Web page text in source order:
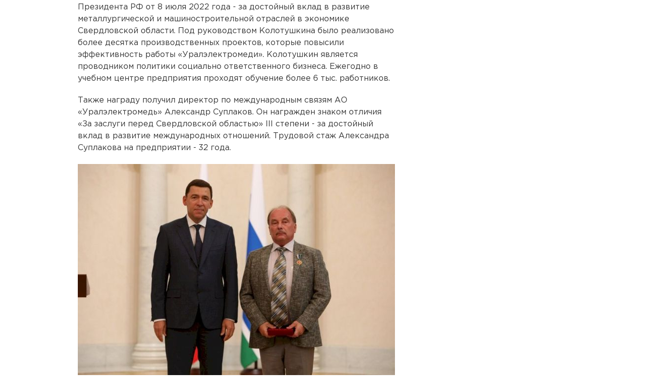
Президента РФ от 8 июля 2022 года - за достойный вклад в развитие
металлургической и машиностроительной отраслей в экономике
Свердловской области. Под руководством Колотушкина было реализовано
более десятка производственных проектов, которые повысили
эффективность работы «Уралэлектромеди». Колотушкин является
проводником политики социально ответственного бизнеса. Ежегодно в
учебном центре предприятия проходят обучение более 6 тыс. работников.
Также награду получил директор по международным связям АО
«Уралэлектромедь» Александр Суплаков. Он награжден знаком отличия
«За заслуги перед Свердловской областью» III степени - за достойный
вклад в развитие международных отношений. Трудовой стаж Александра
Суплакова на предприятии - 32 года.